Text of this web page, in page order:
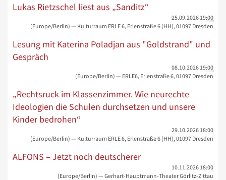
Lukas Rietzschel liest aus „Sanditz“
25.09.2026 19:00
(Europe/Berlin) — Kulturraum ERLE 6, Erlenstraße 6 (HH), 01097 Dresden
Lesung mit Katerina Poladjan aus "Goldstrand" und
Gespräch
08.10.2026 19:00
(Europe/Berlin) — ERLE6, Erlenstraße 6, 01097 Dresden
„Rechtsruck im Klassenzimmer. Wie neurechte
Ideologien die Schulen durchsetzen und unsere
Kinder bedrohen“
29.10.2026 18:00
(Europe/Berlin) — Kulturraum ERLE 6, Erlenstraße 6 (HH), 01097 Dresden
ALFONS – Jetzt noch deutscherer
10.11.2026 18:00
(Europe/Berlin) — Gerhart-Hauptmann-Theater Görlitz-Zittau